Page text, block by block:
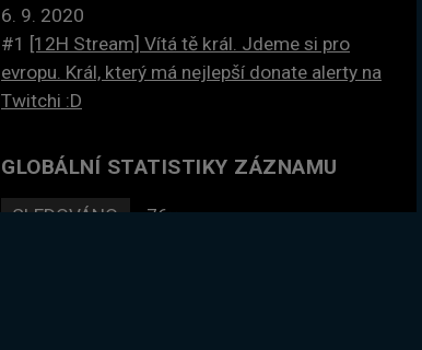
6. 9. 2020
#1 [12H Stream] Vítá tě král. Jdeme si pro
evropu. Král, který má nejlepší donate alerty na
Twitchi :D
GLOBÁLNÍ STATISTIKY ZÁZNAMU
SLEDOVÁNO 76×